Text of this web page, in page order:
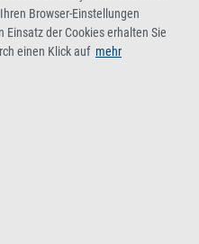
Browser-Einstellungen
der Cookies erhalten Sie
einen Klick auf mehr